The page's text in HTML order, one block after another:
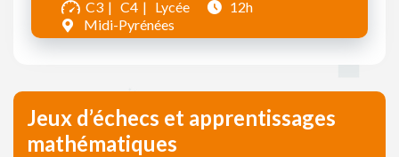
C3 C4 Lycée
12h
Midi-Pyrénées
Jeux d’échecs et apprentissages
mathématiques